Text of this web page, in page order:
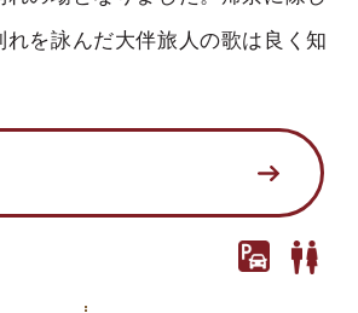
れを詠んだ大伴旅人の歌は良く知